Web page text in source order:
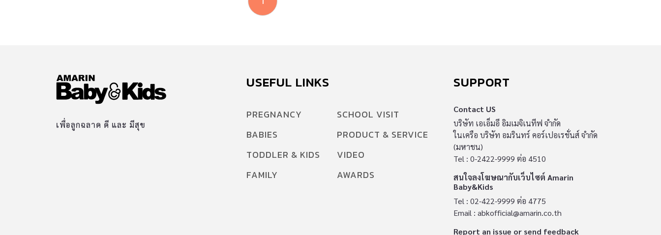
เพื่อลูกฉลาด ดี และ มีสุข
USEFUL LINKS
PREGNANCY
BABIES
TODDLER & KIDS
FAMILY
SCHOOL VISIT
PRODUCT & SERVICE
VIDEO
AWARDS
SUPPORT
Contact US
บริษัท เอเอ็มอี อิมเมจิเนทีฟ จำกัด
ในเครือ บริษัท อมรินทร์ คอร์เปอเรชั่นส์ จำกัด
(มหาชน)
Tel : 0-2422-9999 ต่อ 4510
สนใจลงโฆษณากับเว็บไซต์ Amarin
Baby&Kids
Tel : 02-422-9999 ต่อ 4775
Email : abkofficial@amarin.co.th
Report an issue or send feedback